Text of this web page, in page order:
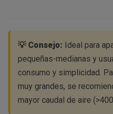
💡 Consejo: Ideal para
pequeñas-medianas y
consumo y simplicidad.
muy grandes, se
mayor caudal de aire